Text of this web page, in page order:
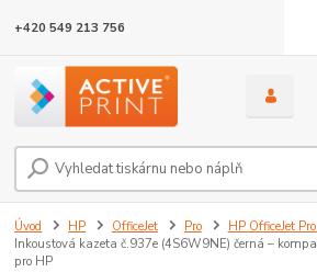
+420 549 213 756
Úvod HP OfficeJet Pro
HP OfficeJet
Inkoustová kazeta č.937e (4S6W9NE) černá –
pro HP